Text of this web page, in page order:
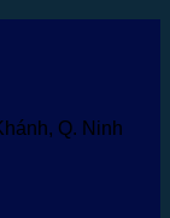
Q. Ninh